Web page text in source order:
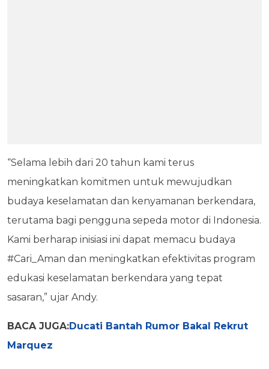
“Selama lebih dari 20 tahun kami terus
meningkatkan komitmen untuk mewujudkan
budaya keselamatan dan kenyamanan berkendara,
terutama bagi pengguna sepeda motor di Indonesia.
Kami berharap inisiasi ini dapat memacu budaya
#Cari_Aman dan meningkatkan efektivitas program
edukasi keselamatan berkendara yang tepat
sasaran,” ujar Andy.
BACA JUGA:Ducati Bantah Rumor Bakal Rekrut
Marquez